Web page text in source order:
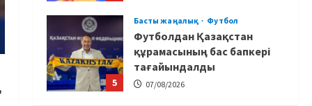
5
Басты жаңалық Футбол
Футболдан Қазақстан
құрамасының бас бапкері
тағайындалды
07/08/2026